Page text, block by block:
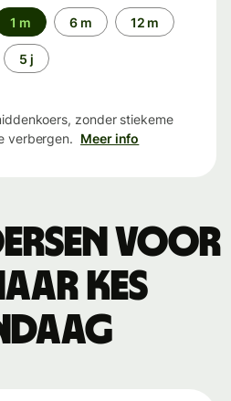
1 m 6 m 12 m
5 j
zonder stiekeme
verbergen. Meer info
voor
KES